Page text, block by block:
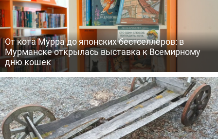
От кота Мурра до японских бестселлеров: в
Мурманске открылась выставка к Всемирному
дню кошек